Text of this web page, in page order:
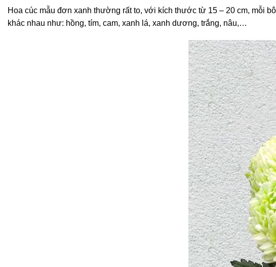
Hoa cúc mẫu đơn xanh thường rất to, với kích thước từ 15 – 20 cm, mỗi
khác nhau như: hồng, tím, cam, xanh lá, xanh dương, trắng, nâu,…